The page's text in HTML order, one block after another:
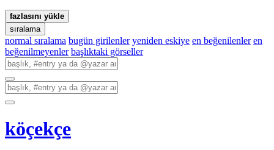
fazlasını yükle
sıralama
normal sıralama bugün girilenler yeniden eskiye en beğenilenler en
beğenilmeyenler başlıktaki görseller
köçekçe